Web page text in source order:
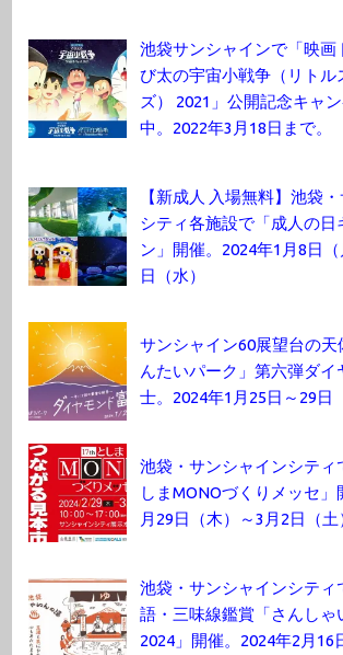
池袋サンシャインで「映画
び太の宇宙小戦争（リトル
ズ） 2021」公開記念キャ
中。2022年3月18日まで。
【新成人 入場無料】池袋
シティ各施設で「成人の日
ン」開催。2024年1月8日
日（水）
サンシャイン60展望台の天
んたいパーク」第六弾ダイ
士。2024年1月25日～29日
池袋・サンシャインシティ
しまMONOづくりメッセ」
月29日（木）～3月2日（土
池袋・サンシャインシティ
語・三味線鑑賞「さんしゃ
2024」開催。2024年2月16